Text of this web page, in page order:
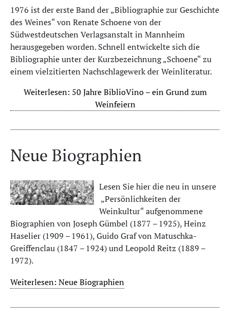
1976 ist der erste Band der „Bibliographie zur Geschichte
des Weines“ von Renate Schoene von der
Südwestdeutschen Verlagsanstalt in Mannheim
herausgegeben worden. Schnell entwickelte sich die
Bibliographie unter der Kurzbezeichnung „Schoene“ zu
einem vielzitierten Nachschlagewerk der Weinliteratur.
Weiterlesen: 50 Jahre BiblioVino – ein Grund zum
Weinfeiern
Neue Biographien
Lesen Sie hier die neu in unsere
„Persönlichkeiten der
Weinkultur“ aufgenommene
Biographien von Joseph Gümbel (1877 – 1925), Heinz
Haselier (1909 – 1961),Guido Graf von Matuschka-
Greiffenclau (1847 – 1924)undLeopold Reitz (1889 –
1972).
Weiterlesen: Neue Biographien